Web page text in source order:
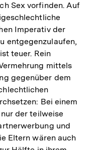
Sex vorfinden. Auf
Imperativ der
entgegenzulaufen,
teuer. Rein
mittels
gegenüber dem
Bei einem
der teilweise
und
Eltern wären auch